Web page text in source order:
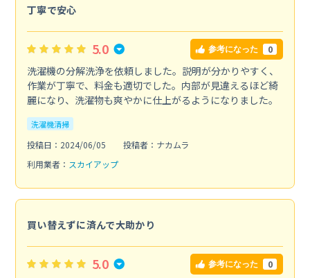
丁寧で安心
5.0 参考になった 0
洗濯機の分解洗浄を依頼しました。説明が分かりやすく、
作業が丁寧で、料金も適切でした。内部が見違えるほど綺
麗になり、洗濯物も爽やかに仕上がるようになりました。
洗濯機清掃
投稿日：2024/06/05
投稿者：ナカムラ
利用業者： スカイアップ
買い替えずに済んで大助かり
5.0 参考になった 0